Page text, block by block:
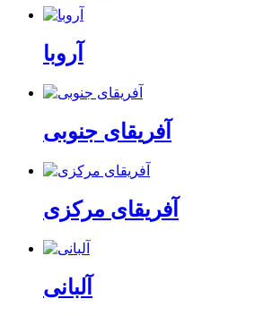
آروبا
آفریقای جنوبی
آفریقای مرکزی
آلبانی